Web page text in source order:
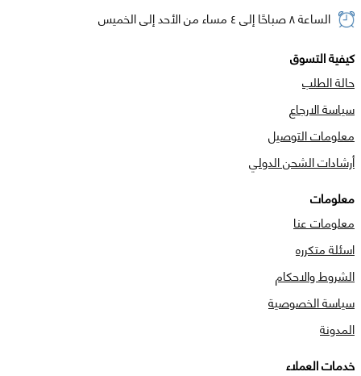
الساعة ٨ صباحًا إلى ٤ مساء من الأحد إلى الخميس
كيفية التسوق
حالة الطلب
سياسة الارجاع
معلومات التوصيل
أرشادات الشحن الدولي
معلومات
معلومات عنا
اسئلة متكرره
الشروط والاحكام
سياسة الخصوصية
المدونة
خدمات العملاء